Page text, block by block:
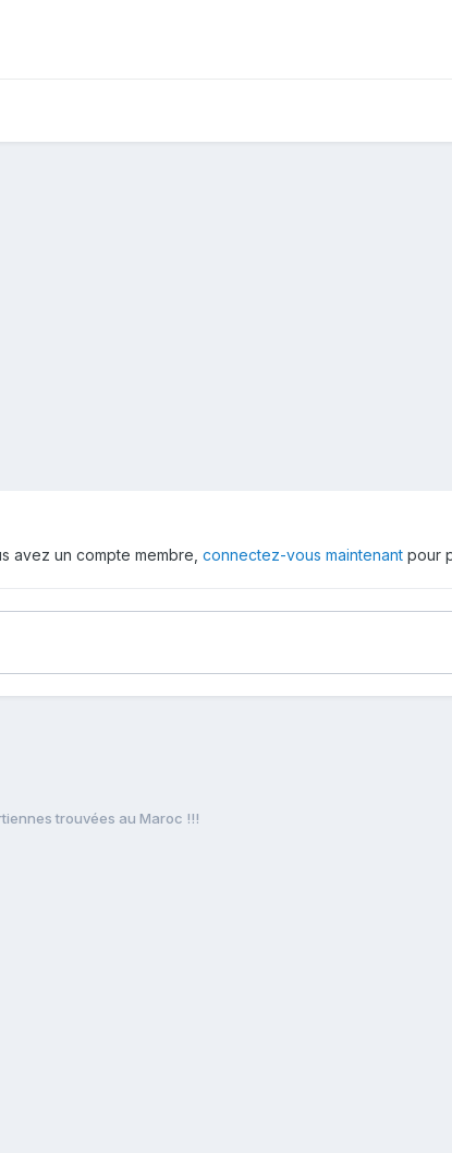
avez un compte membre, connectez-vous maintenant pour
trouvées au Maroc !!!